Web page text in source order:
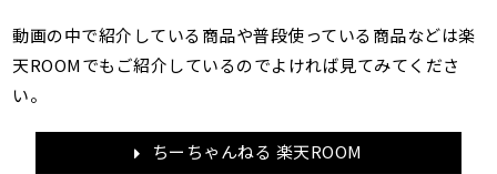
動画の中で紹介している商品や普段使っている商品などは楽
天ROOMでもご紹介しているのでよければ見てみてくださ
い。
ちーちゃんねる 楽天ROOM